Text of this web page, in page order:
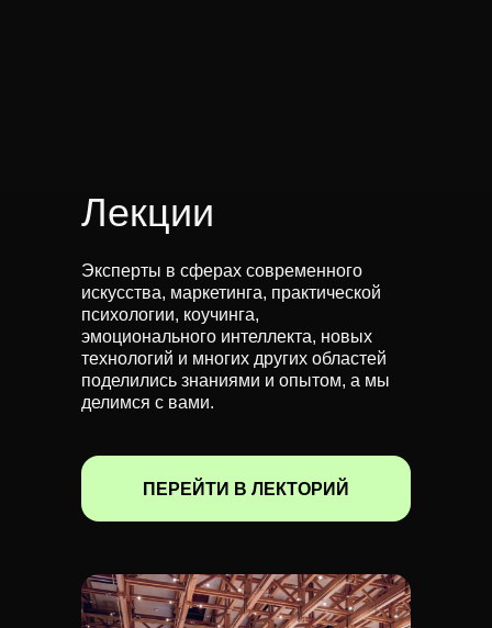
Лекции
ПЕРЕЙТИ В ЛЕКТОРИЙ
Эксперты в сферах современного
искусства, маркетинга, практической
психологии, коучинга,
эмоционального интеллекта, новых
технологий и многих других областей
поделились знаниями и опытом, а мы
делимся с вами.